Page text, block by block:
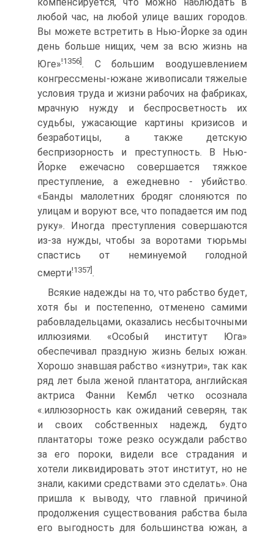
любой час, на любой улице ваших городов.
Вы можете встретить в Нью-Йорке за один
день больше нищих, чем за всю жизнь на
Юге»!1356]. С большим воодушевлением
конгрессмены-южане живописали тяжелые
условия труда и жизни рабочих на фабриках,
мрачную нужду и беспросветность их
судьбы, ужасающие картины кризисов и
безработицы, а также детскую
беспризорность и преступность. В Нью-
Йорке ежечасно совершается тяжкое
преступление, а ежедневно - убийство.
«Банды малолетних бродяг слоняются по
улицам и воруют все, что попадается им под
руку». Иногда преступления совершаются
из-за нужды, чтобы за воротами тюрьмы
спастись от неминуемой голодной
смерти!1357] .
Всякие надежды на то, что рабство будет,
хотя бы и постепенно, отменено самими
рабовладельцами, оказались несбыточными
иллюзиями. «Особый институт Юга»
обеспечивал праздную жизнь белых южан.
Хорошо знавшая рабство «изнутри», так как
ряд лет была женой плантатора, английская
актриса Фанни Кембл четко осознала
«.иллюзорность как ожиданий северян, так
и своих собственных надежд, будто
плантаторы тоже резко осуждали рабство
за его пороки, видели все страдания и
хотели ликвидировать этот институт, но не
знали, какими средствами это сделать». Она
пришла к выводу, что главной причиной
продолжения существования рабства была
его выгодность для большинства южан, а